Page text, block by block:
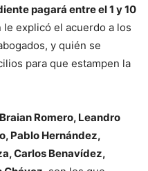
pagará entre el 1 y 10
explicó el acuerdo a los
y quién se
para que estampen la
Romero, Leandro
Pablo Hernández,
Carlos Benavídez,